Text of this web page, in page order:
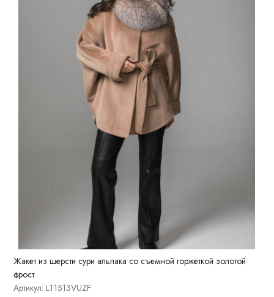
Жакет из шерсти сури альпака со съемной горжеткой золотой
фрост
Артикул: LT1513VUZF